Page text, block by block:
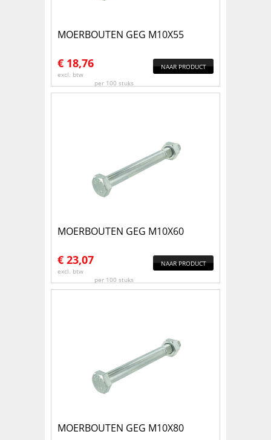
MOERBOUTEN GEG M10X55
€ 18,76
excl. btw
per 100 stuks
NAAR PRODUCT
MOERBOUTEN GEG M10X60
€ 23,07
excl. btw
per 100 stuks
NAAR PRODUCT
MOERBOUTEN GEG M10X80